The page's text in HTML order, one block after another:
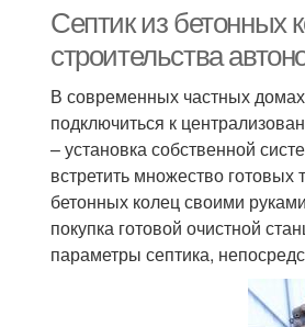
Септик из бетонных
строительства
В современных частных
подключиться к
– установка собственной
встретить множество
бетонных колец своими
покупка готовой очистной
параметры септика,